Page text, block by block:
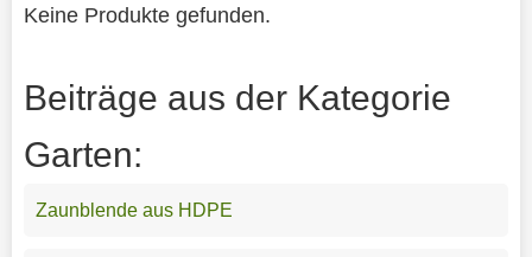
Keine Produkte gefunden.
Beiträge aus der Kategorie
Garten:
Zaunblende aus HDPE